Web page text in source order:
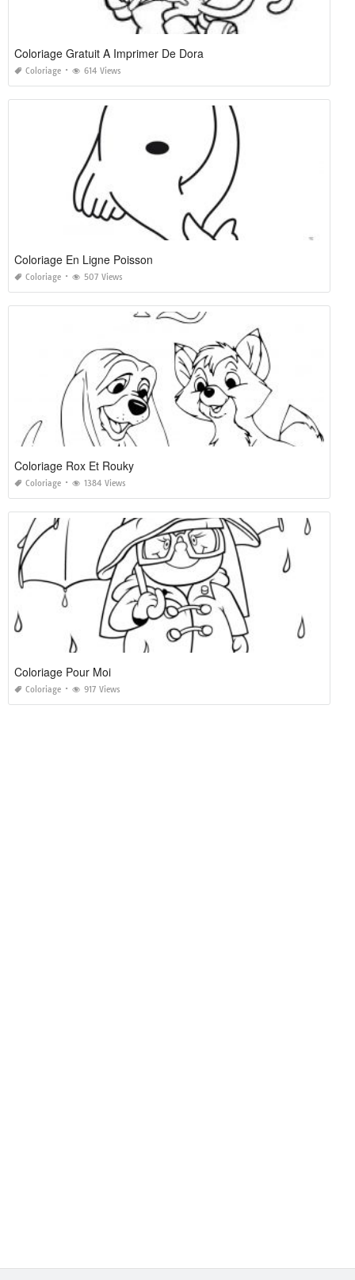
Coloriage Gratuit A Imprimer De Dora
Coloriage 614 Views
Coloriage En Ligne Poisson
Coloriage 507 Views
Coloriage Rox Et Rouky
Coloriage 1384 Views
Coloriage Pour Moi
Coloriage 917 Views